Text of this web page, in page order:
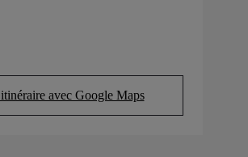
avec Google Maps
(Opens in new tab)